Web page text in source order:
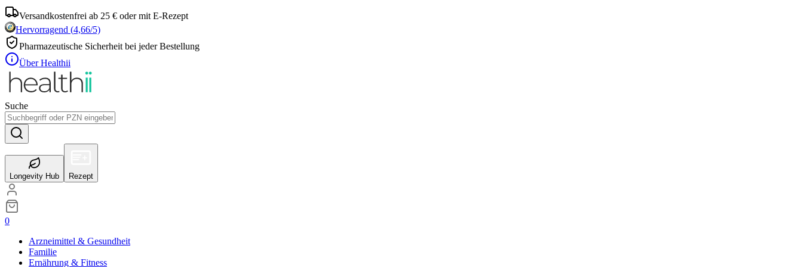
Versandkostenfrei ab 25 € oder mit E-Rezept
Hervorragend (4,66/5)
Pharmazeutische Sicherheit bei jeder Bestellung
Über Healthii
Suche
Longevity Hub Rezept
0
Arzneimittel & Gesundheit
Familie
Ernährung & Fitness